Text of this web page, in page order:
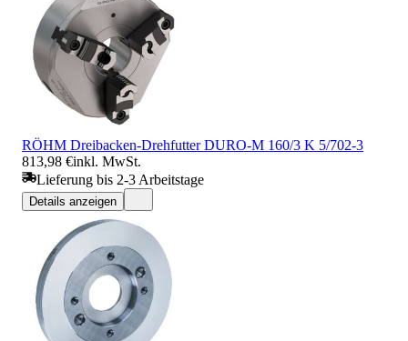
RÖHM Dreibacken-Drehfutter DURO-M 160/3 K 5/702-3
813,98 €inkl. MwSt.
Lieferung bis 2-3 Arbeitstage
Details anzeigen